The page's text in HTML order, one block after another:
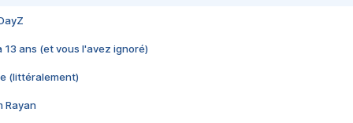
13 ans (et vous l'avez ignoré)
(littéralement)
Rayan